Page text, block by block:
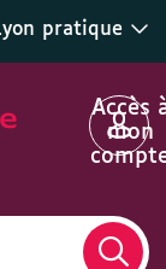
pratique
Accès
mon